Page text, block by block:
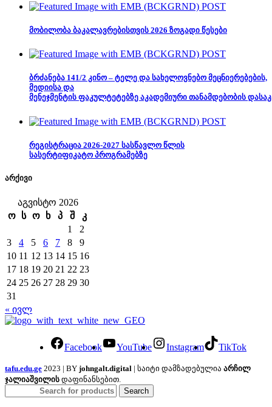
მობილობა ბაკალავრებისთვის 2026 ზოგადი წესები
ბრძანება 141/2 კინო – ტელე და სახელოვნებო მეცნიერებების,
მედიისა და
მენეჯმენტის ფაკულტეტებზე აკადემიური თანამდებობის
რეგისტრაცია 2026-2027 სასწავლო წლის
სასერტიფიკატო პროგრამებზე
არქივი
აგვისტო 2026
ო
ს ო ხ პ შ
კ
1
2
3
4 5 6 7 8
9
10 11 12 13 14 15 16
17 18 19 20 21 22 23
24 25 26 27 28 29 30
31
« ივლ
Facebook YouTube Instagram TikTok
tafu.edu.ge 2023 | BY johngalt.digital | საიტი დამზადებულია არჩილ
ჯალიაშვილის დაფინანსებით.
Search